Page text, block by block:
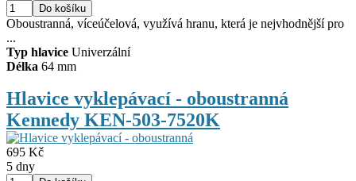
Oboustranná, víceúčelová, využívá hranu, která je nejvhodnější pro
...
Typ hlavice Univerzální
Délka 64 mm
Hlavice vyklepávací - oboustranná
Kennedy KEN-503-7520K
695 Kč
5 dny